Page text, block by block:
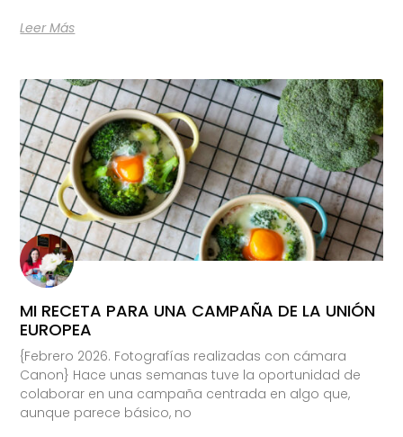
Leer Más
MI RECETA PARA UNA CAMPAÑA DE LA UNIÓN
EUROPEA
{Febrero 2026. Fotografías realizadas con cámara
Canon} Hace unas semanas tuve la oportunidad de
colaborar en una campaña centrada en algo que,
aunque parece básico, no